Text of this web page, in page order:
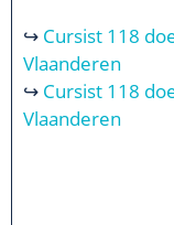
↪ Cursist 118
Vlaanderen
↪ Cursist 118
Vlaanderen